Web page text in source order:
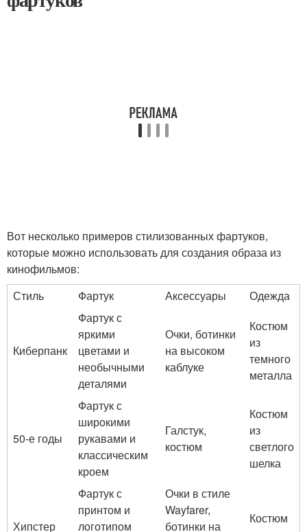
Вот несколько примеров стилизованных фартуков,
которые можно использовать для создания образа из
кинофильмов:
Стиль
Фартук Аксессуары Одежда
Киберпанк
Фартук с
яркими
цветами и
необычными
деталями
Очки, ботинки
на высоком
каблуке
Костюм
из
темного
металла
50-е годы
Фартук с
широкими
рукавами и
классическим
кроем
Галстук,
костюм
Костюм
из
светлого
шелка
Хипстер
Фартук с
принтом и
логотипом
Очки в стиле
Wayfarer,
ботинки на
Костюм